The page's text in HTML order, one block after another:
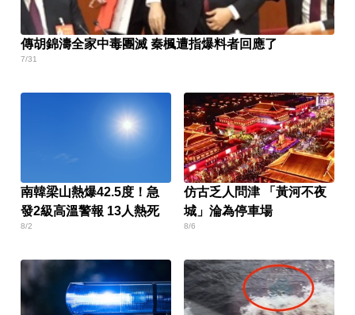
傳胡錦濤全家中毒團滅 秦楓遭指爆料者回應了
7/31
南韓梁山熱爆42.5度！急
發2級高溫警報 13人熱死
8/2
仿古乏人問津 「黃河不夜
城」淪為停車場
8/6